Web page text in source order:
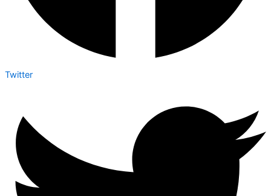
Twitter